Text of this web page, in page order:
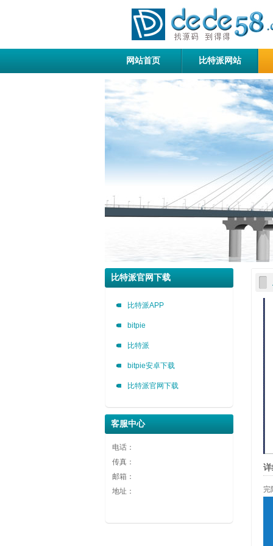
网站首页 比特派网站
广告1
广告2
广告3
比特派官网下载
比特派APP
bitpie
比特派
bitpie安卓下载
比特派官网下载
客服中心
电话：
传真：
邮箱：
地址：
完